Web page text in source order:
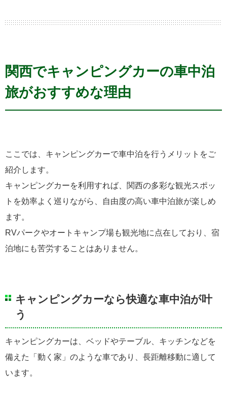
関西でキャンピングカーの車中泊
旅がおすすめな理由
ここでは、キャンピングカーで車中泊を行うメリットをご
紹介します。
キャンピングカーを利用すれば、関西の多彩な観光スポッ
トを効率よく巡りながら、自由度の高い車中泊旅が楽しめ
ます。
RVパークやオートキャンプ場も観光地に点在しており、宿
泊地にも苦労することはありません。
キャンピングカーなら快適な車中泊が叶
う
キャンピングカーは、ベッドやテーブル、キッチンなどを
備えた「動く家」のような車であり、長距離移動に適して
います。